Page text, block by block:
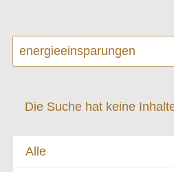
Die Suche hat keine
Alle